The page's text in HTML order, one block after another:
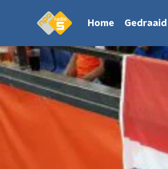
Home Gedraaid